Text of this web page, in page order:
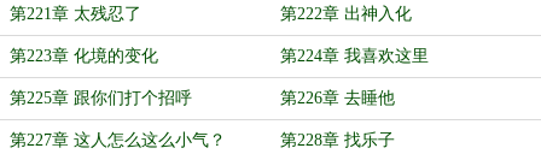
第221章 太残忍了 第222章 出神入化
第223章 化境的变化 第224章 我喜欢这里
第225章 跟你们打个招呼 第226章 去睡他
第227章 这人怎么这么小气？ 第228章 找乐子